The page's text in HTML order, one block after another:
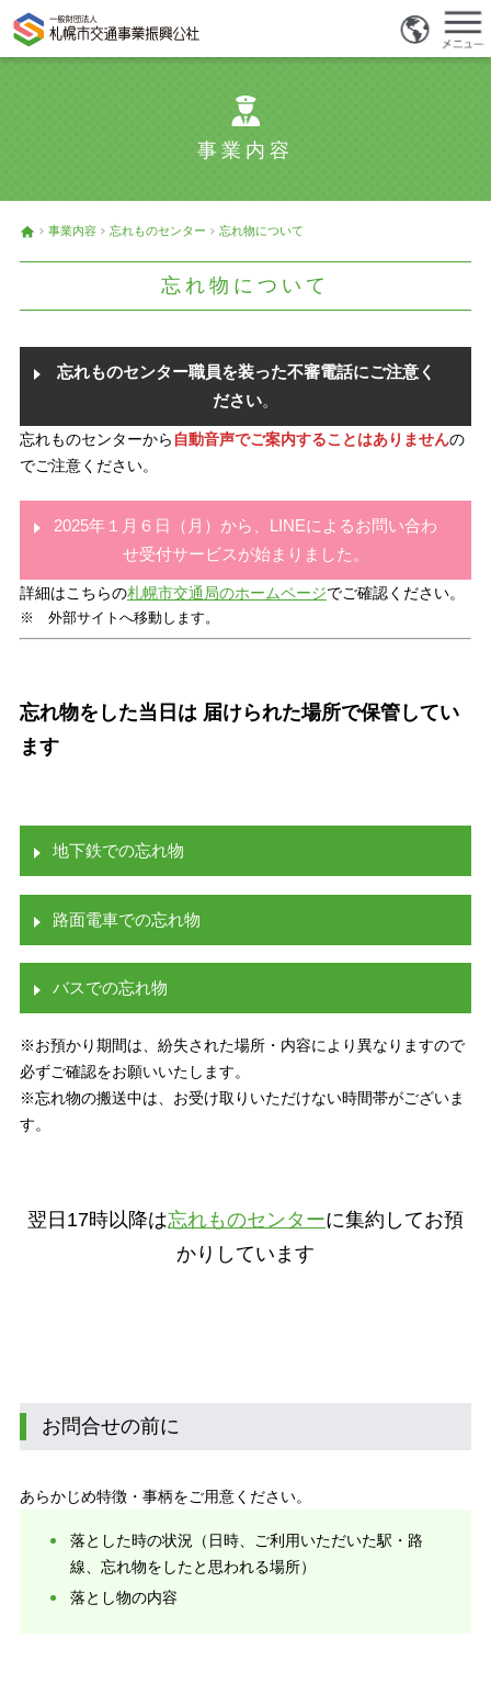
事業内容
事業内容 忘れものセンター 忘れ物について
忘れ物について
忘れものセンター職員を装った不審電話にご注意く
ださい。
忘れものセンターから 自動音声でご案内することはありませんの
でご注意ください。
2025年１月６日（月）から、LINEによるお問い合わ
せ受付サービスが始まりました。
詳細はこちらの札幌市交通局のホームページでご確認ください。
※ 外部サイトへ移動します。
忘れ物をした当日は 届けられた場所で保管してい
ます
地下鉄での忘れ物
路面電車での忘れ物
バスでの忘れ物
※お預かり期間は、紛失された場所・内容により異なりますので
必ずご確認をお願いいたします。
※忘れ物の搬送中は、お受け取りいただけない時間帯がございま
す。
翌日17時以降は忘れものセンターに集約してお預
かりしています
お問合せの前に
あらかじめ特徴・事柄をご⽤意ください。
落とした時の状況（⽇時、ご利⽤いただいた駅・路
線、忘れ物をしたと思われる場所）
落とし物の内容